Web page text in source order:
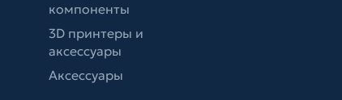
компоненты
3D принтеры и
аксессуары
Аксессуары